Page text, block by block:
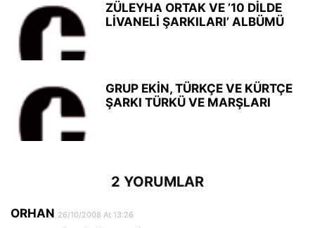
ZÜLEYHA ORTAK VE ’10 DİLDE
LİVANELİ ŞARKILARI’ ALBÜMÜ
GRUP EKİN, TÜRKÇE VE KÜRTÇE
ŞARKI TÜRKÜ VE MARŞLARI
2 YORUMLAR
ORHAN 26/10/2008 At 13:26